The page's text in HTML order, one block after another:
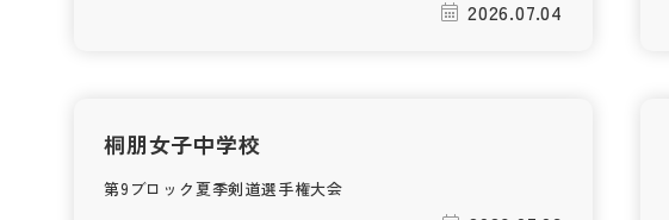
2026.07.04
桐朋女子中学校
第9ブロック夏季剣道選手権大会